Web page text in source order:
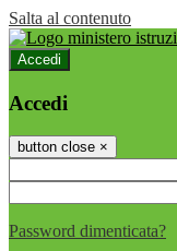
Salta al contenuto
Accedi
Accedi
button close ×
Password dimenticata?